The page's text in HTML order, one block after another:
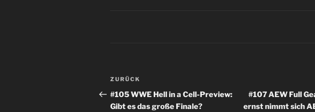
Beitragsnavigation
Vorheriger
Beitrag
ZURÜCK
#105 WWE Hell in a Cell-Preview:
Gibt es das große Finale?
#107 AEW Full
ernst nimmt sich